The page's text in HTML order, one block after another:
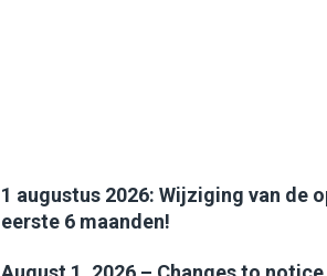
1 augustus 2026: Wijziging van de
eerste 6 maanden!